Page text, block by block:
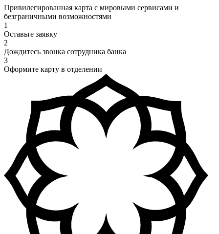
Привилегированная карта с мировыми сервисами и
безграничными возможностями
1
Оставьте заявку
2
Дождитесь звонка сотрудника банка
3
Оформите карту в отделении